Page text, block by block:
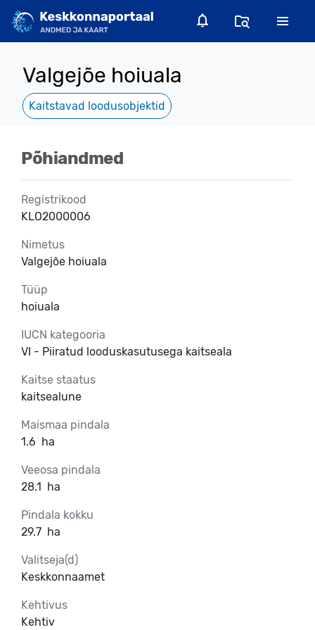
Valgejõe hoiuala
Kaitstavad loodusobjektid
Põhiandmed
Registrikood
KLO2000006
Nimetus
Valgejõe hoiuala
Tüüp
hoiuala
IUCN kategooria
VI - Piiratud looduskasutusega kaitseala
Kaitse staatus
kaitsealune
Maismaa pindala
1.6 ha
Veeosa pindala
28.1 ha
Pindala kokku
29.7 ha
Valitseja(d)
Keskkonnaamet
Kehtivus
Kehtiv